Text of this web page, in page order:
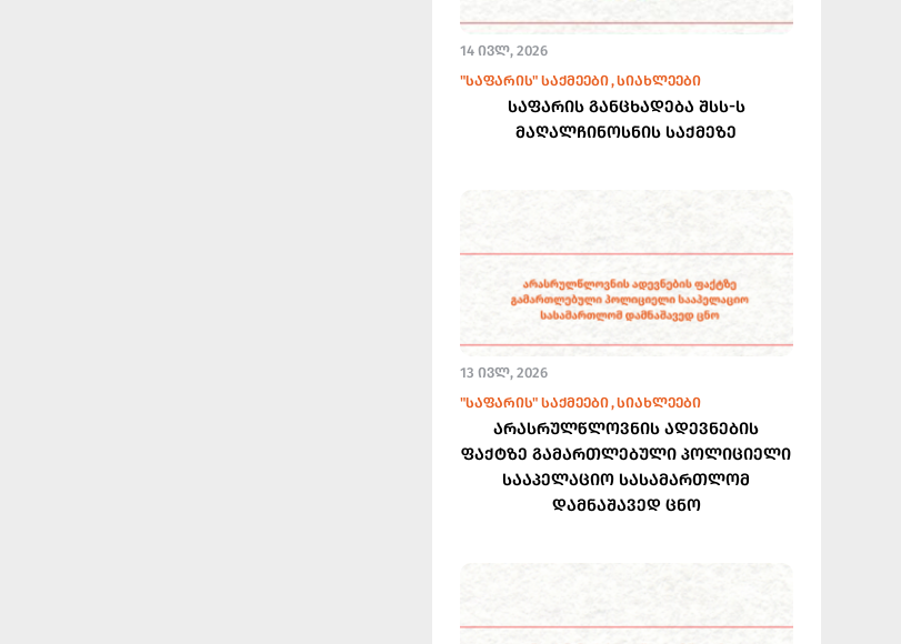
14 ᲘᲕᲚ, 2026
"ᲡᲐᲤᲐᲠᲘᲡ" ᲡᲐᲥᲛᲔᲔᲑᲘ ᲡᲘᲐᲮᲚᲔᲔᲑᲘ
საფარის განცხადება შსს-ს
მაღალჩინოსნის საქმეზე
13 ᲘᲕᲚ, 2026
"ᲡᲐᲤᲐᲠᲘᲡ" ᲡᲐᲥᲛᲔᲔᲑᲘ ᲡᲘᲐᲮᲚᲔᲔᲑᲘ
არასრულწლოვნის ადევნების
ფაქტზე გამართლებული პოლიციელი
სააპელაციო სასამართლომ
დამნაშავედ ცნო